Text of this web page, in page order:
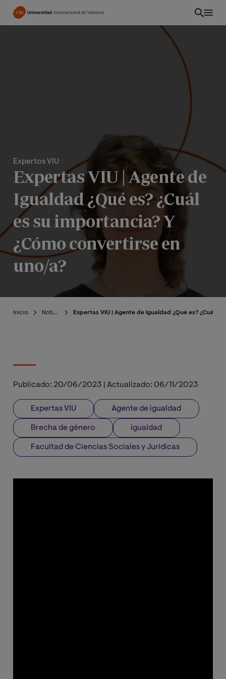
Pasar
Expertos VIU
Expertas VIU | Agente de
Igualdad ¿Qué es? ¿Cuál
es su importancia? Y
¿Cómo convertirse en
uno/a?
Inicio Noticias Expertas VIU | Agente de Igualdad ¿Qué es? ¿Cuál
Publicado: 20/06/2023 Actualizado: 06/11/2023
Expertas VIU Agente de igualdad
Brecha de género igualdad
Facultad de Ciencias Sociales y Jurídicas